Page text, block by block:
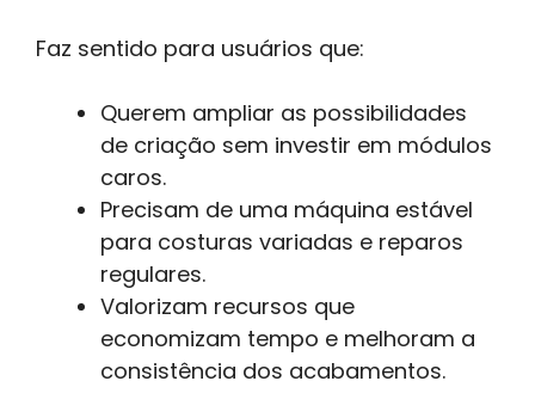
Faz sentido para usuários que:
Querem ampliar as possibilidades
de criação sem investir em módulos
caros.
Precisam de uma máquina estável
para costuras variadas e reparos
regulares.
Valorizam recursos que
economizam tempo e melhoram a
consistência dos acabamentos.